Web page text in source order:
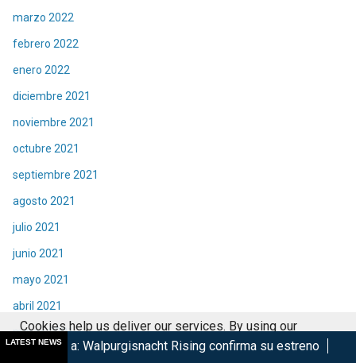
marzo 2022
febrero 2022
enero 2022
diciembre 2021
noviembre 2021
octubre 2021
septiembre 2021
agosto 2021
julio 2021
junio 2021
mayo 2021
abril 2021
marzo 2021
LATEST NEWS Rising confirma su estreno Taquilla de Spider-
Cookies help us deliver our services. By using our
services, you agree to our use of cookies.
Got it